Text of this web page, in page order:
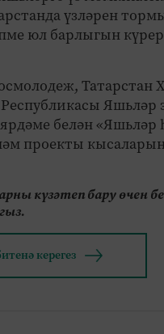
үзләрен
юл барлыгын
Татарстан
Яшьләр
белән «Яшьләр
проекты
күзәтеп бару өчен
керегез